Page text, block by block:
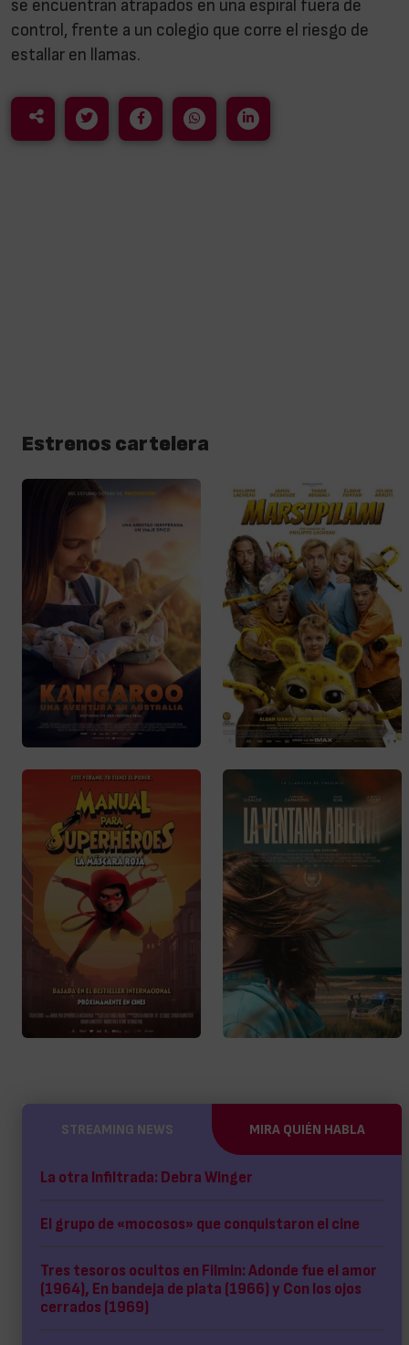
se encuentran atrapados en una espiral fuera de
control, frente a un colegio que corre el riesgo de
estallar en llamas.
Estrenos cartelera
STREAMING NEWS MIRA QUIÉN HABLA
La otra Infiltrada: Debra Winger
El grupo de «mocosos» que conquistaron el cine
Tres tesoros ocultos en Filmin: Adonde fue el amor
(1964), En bandeja de plata (1966) y Con los ojos
cerrados (1969)